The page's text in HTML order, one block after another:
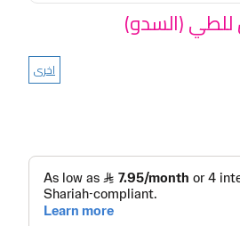
للطي (السدو)
اخرى